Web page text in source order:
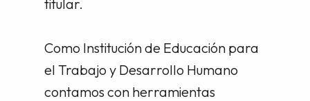
titular.
Como Institución de Educación para
el Trabajo y Desarrollo Humano
contamos con herramientas